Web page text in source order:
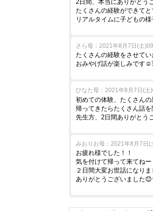
2日間、本当にありがとう
たくさんの経験ができて
リアルタイムに子どもの
さら母：2021年8月7日(土
たくさんの経験をさせて
おみやげ話が楽しみです
ひなた母：2021年8月7日(土
初めての体験、たくさん
帰ってきたらたくさん話を
先生方、2日間ありがとう
みおりお母：2021年8月7日(
お疲れ様でした！！
気を付けて帰って来てねー
２日間大変お世話になりま
ありがとうございました